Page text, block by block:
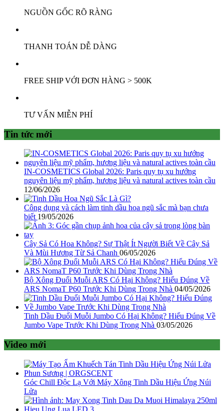
NGUỒN GỐC RÕ RÀNG
THANH TOÁN DỄ DÀNG
FREE SHIP VỚI ĐƠN HÀNG > 500K
TƯ VẤN MIỄN PHÍ
Tin tức mới
IN-COSMETICS Global 2026: Paris quy tụ xu hướng
nguyên liệu mỹ phẩm, hương liệu và natural actives toàn cầu
12/06/2026
Công dụng và cách làm tinh dầu hoa ngũ sắc mà bạn chưa
biết 19/05/2026
Cây Sả Có Hoa Không? Sự Thật Ít Người Biết Về Cây Sả
Và Mùi Hương Từ Sả Chanh 06/05/2026
Bộ Xông Đuổi Muỗi ARS Có Hại Không? Hiểu Đúng Về
ARS NomaT P60 Trước Khi Dùng Trong Nhà 04/05/2026
Tinh Dầu Đuổi Muỗi Jumbo Có Hại Không? Hiểu Đúng Về
Jumbo Vape Trước Khi Dùng Trong Nhà 03/05/2026
Video mới
Góc Chill Độc Lạ Với Máy Xông Tinh Dầu Hiệu Ứng Núi
Lửa